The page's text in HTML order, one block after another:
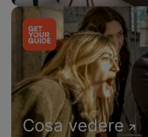
Cosa vedere